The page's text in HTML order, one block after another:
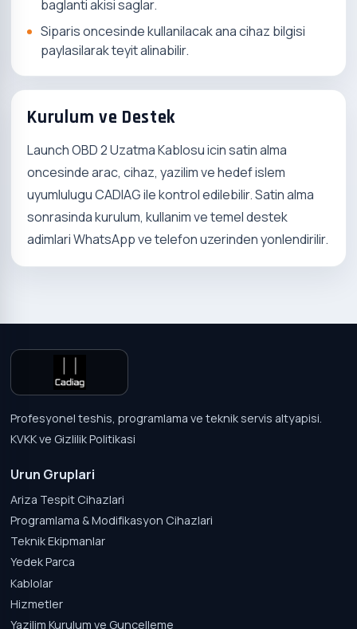
baglanti akisi saglar.
Siparis oncesinde kullanilacak ana cihaz bilgisi
paylasilarak teyit alinabilir.
Kurulum ve Destek
Launch OBD 2 Uzatma Kablosu icin satin alma
oncesinde arac, cihaz, yazilim ve hedef islem
uyumlulugu CADIAG ile kontrol edilebilir. Satin alma
sonrasinda kurulum, kullanim ve temel destek
adimlari WhatsApp ve telefon uzerinden yonlendirilir.
Profesyonel teshis, programlama ve teknik servis altyapisi.
KVKK ve Gizlilik Politikasi
Urun Gruplari
Ariza Tespit Cihazlari
Programlama & Modifikasyon Cihazlari
Teknik Ekipmanlar
Yedek Parca
Kablolar
Hizmetler
Yazilim Kurulum ve Guncelleme